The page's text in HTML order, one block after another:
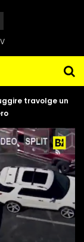
travolge un